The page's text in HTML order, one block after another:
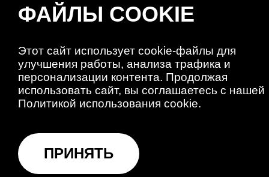
©2026 FAMSHOP. ВСЕ ПРАВА ЗАЩИЩЕНЫ.
ФАЙЛЫ COOKIE
Этот сайт использует cookie-файлы для
улучшения работы, анализа трафика и
персонализации контента. Продолжая
использовать сайт, вы соглашаетесь с нашей
Политикой использования cookie.
ПРИНЯТЬ